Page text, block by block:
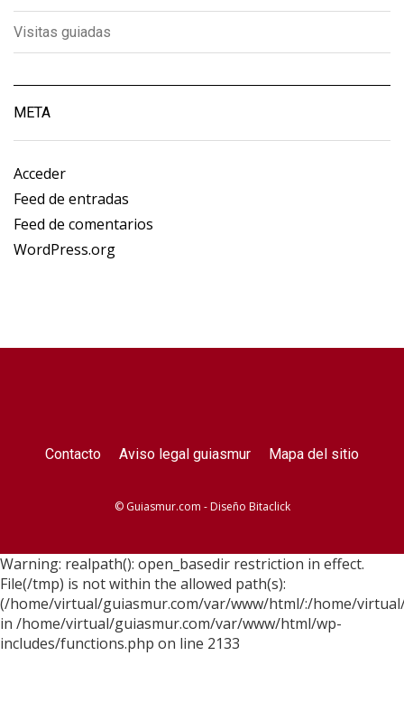
Visitas guiadas
META
Acceder
Feed de entradas
Feed de comentarios
WordPress.org
Contacto Aviso legal guiasmur Mapa del sitio
© Guiasmur.com - Diseño Bitaclick
Warning: realpath(): open_basedir restriction in effect.
File(/tmp) is not within the allowed path(s):
(/home/virtual/guiasmur.com/var/www/html/:/home/
in /home/virtual/guiasmur.com/var/www/html/wp-
includes/functions.php on line 2133